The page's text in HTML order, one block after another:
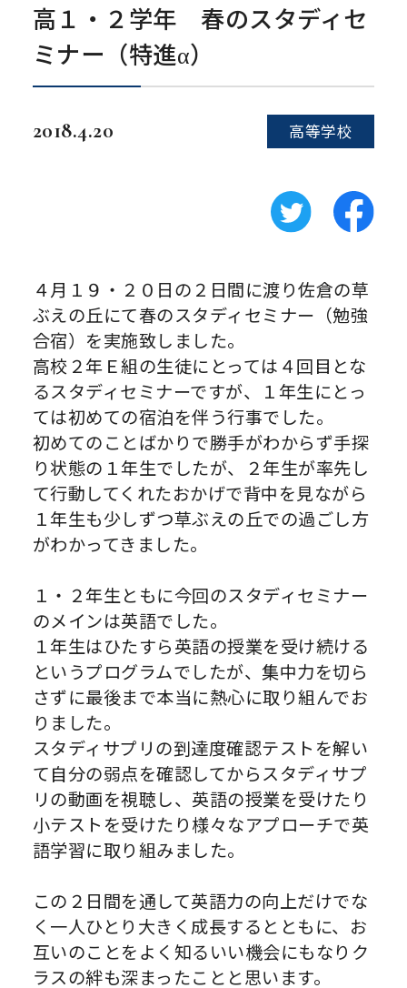
高１・２学年 春のスタディセ
ミナー（特進α）
2018.4.20 高等学校
４月１９・２０日の２日間に渡り佐倉の草
ぶえの丘にて春のスタディセミナー（勉強
合宿）を実施致しました。
高校２年Ｅ組の生徒にとっては４回目とな
るスタディセミナーですが、１年生にとっ
ては初めての宿泊を伴う行事でした。
初めてのことばかりで勝手がわからず手探
り状態の１年生でしたが、２年生が率先し
て行動してくれたおかげで背中を見ながら
１年生も少しずつ草ぶえの丘での過ごし方
がわかってきました。
１・２年生ともに今回のスタディセミナー
のメインは英語でした。
１年生はひたすら英語の授業を受け続ける
というプログラムでしたが、集中力を切ら
さずに最後まで本当に熱心に取り組んでお
りました。
スタディサプリの到達度確認テストを解い
て自分の弱点を確認してからスタディサプ
リの動画を視聴し、英語の授業を受けたり
小テストを受けたり様々なアプローチで英
語学習に取り組みました。
この２日間を通して英語力の向上だけでな
く一人ひとり大きく成長するとともに、お
互いのことをよく知るいい機会にもなりク
ラスの絆も深まったことと思います。